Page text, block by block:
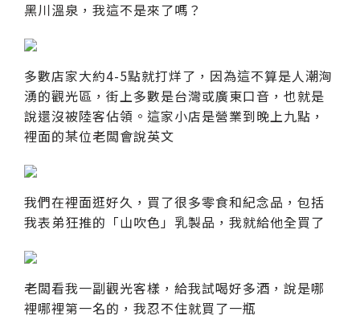
黑川溫泉，我這不是來了嗎？
多數店家大約4-5點就打烊了，因為這不算是人潮洶
湧的觀光區，街上多數是台灣或廣東口音，也就是
說還沒被陸客佔領。這家小店是營業到晚上九點，
裡面的某位老闆會說英文
我們在裡面逛好久，買了很多零食和紀念品，包括
我表弟狂推的「山吹色」乳製品，我就給他全買了
老闆看我一副觀光客樣，給我試喝好多酒，說是哪
裡哪裡第一名的，我忍不住就買了一瓶